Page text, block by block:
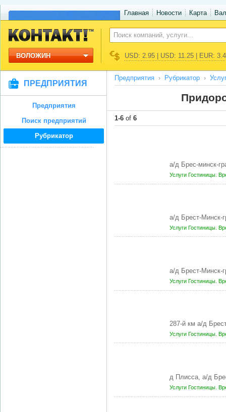
Главная Новости Карта
ВОЛОЖИН USD: 2.95 | USD: 11.25 | EUR:
ПРЕДПРИЯТИЯ
Предприятия
Поиск предприятий
Рубрикатор
Предприятия Рубрикатор
1-6 of 6
а/д Брес-минск-
Услуги Гостиницы.
а/д Брест-
Услуги Гостиницы.
а/д Брест-
Услуги Гостиницы.
287-й км а/д
Услуги Гостиницы.
д Плисса, а/д
Услуги Гостиницы.